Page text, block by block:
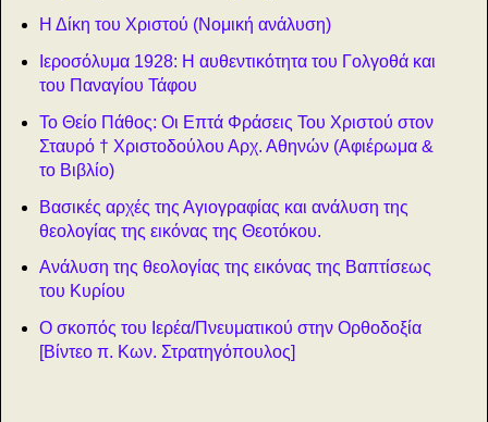
Η Δίκη του Χριστού (Νομική ανάλυση)
Ιεροσόλυμα 1928: Η αυθεντικότητα του Γολγοθά και
του Παναγίου Τάφου
Το Θείο Πάθος: Οι Επτά Φράσεις Του Χριστού στον
Σταυρό † Χριστοδούλου Αρχ. Αθηνών (Αφιέρωμα &
το Βιβλίο)
Βασικές αρχές της Αγιογραφίας και ανάλυση της
θεολογίας της εικόνας της Θεοτόκου.
Ανάλυση της θεολογίας της εικόνας της Βαπτίσεως
του Κυρίου
Ο σκοπός του Ιερέα/Πνευματικού στην Ορθοδοξία
[Βίντεο π. Κων. Στρατηγόπουλος]